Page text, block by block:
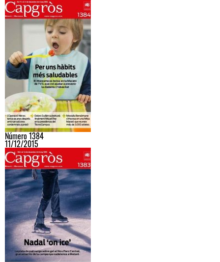
Número 1384
11/12/2015